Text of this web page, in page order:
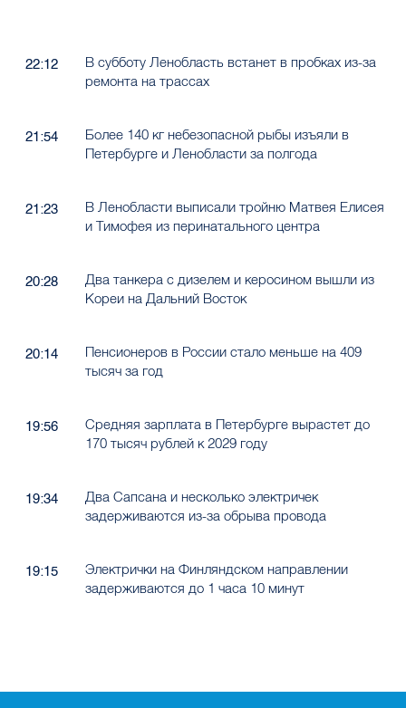
22:12
В субботу Ленобласть встанет в пробках из-за
ремонта на трассах
21:54
Более 140 кг небезопасной рыбы изъяли в
Петербурге и Ленобласти за полгода
21:23
В Ленобласти выписали тройню Матвея Елисея
и Тимофея из перинатального центра
20:28
Два танкера с дизелем и керосином вышли из
Кореи на Дальний Восток
20:14
Пенсионеров в России стало меньше на 409
тысяч за год
19:56
Средняя зарплата в Петербурге вырастет до
170 тысяч рублей к 2029 году
19:34
Два Сапсана и несколько электричек
задерживаются из-за обрыва провода
19:15
Электрички на Финляндском направлении
задерживаются до 1 часа 10 минут